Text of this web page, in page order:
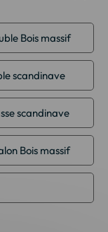
Bois massif
scandinave
scandinave
Bois massif